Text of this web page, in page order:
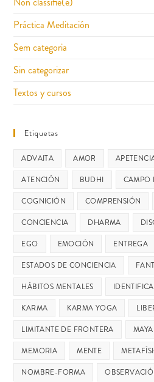
Práctica Meditación
Sem categoria
Sin categorizar
Textos y cursos
Etiquetas
ADVAITA AMOR
ATENCIÓN
BUDHI
CAMPO
COGNICIÓN
COMPRENSIÓN
CONCIENCIA
DHARMA
EGO
EMOCIÓN ENTREGA
ESTADOS DE CONCIENCIA
HÁBITOS MENTALES
KARMA
KARMA YOGA
LIMITANTE DE FRONTERA
MAYA
MEMORIA
MENTE
NOMBRE-FORMA